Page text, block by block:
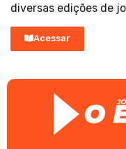
diversas edições de
Acessar